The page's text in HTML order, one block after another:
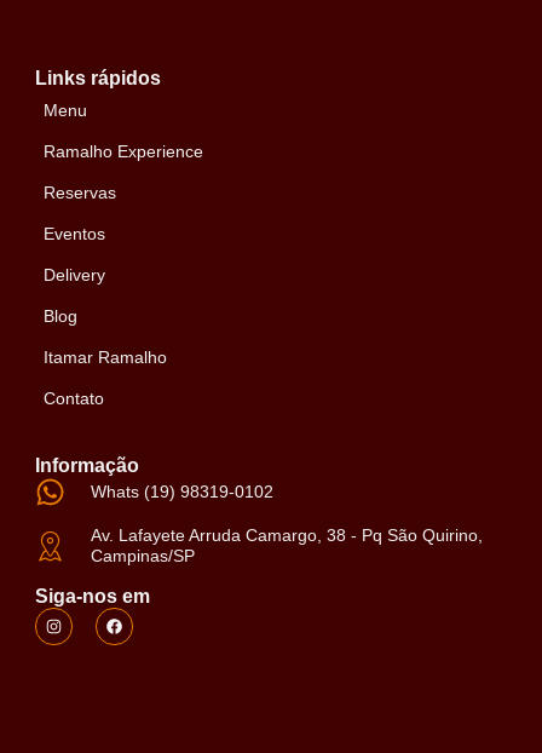
Links rápidos
Menu
Ramalho Experience
Reservas
Eventos
Delivery
Blog
Itamar Ramalho
Contato
Informação
Whats (19) 98319-0102
Av. Lafayete Arruda Camargo, 38 - Pq São Quirino,
Campinas/SP
Siga-nos em